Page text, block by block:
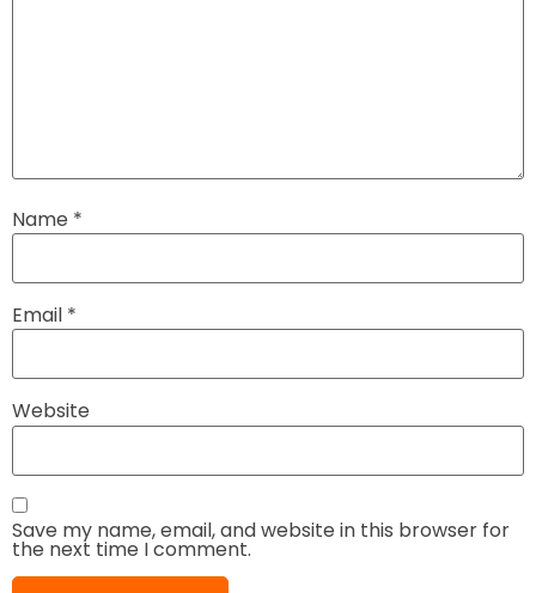
Name *
Email *
Website
Save my name, email, and website in this browser for
the next time I comment.